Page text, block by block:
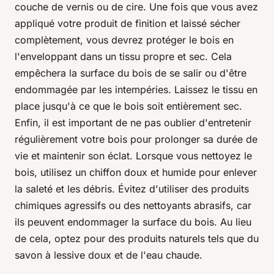
couche de vernis ou de cire. Une fois que vous avez
appliqué votre produit de finition et laissé sécher
complètement, vous devrez protéger le bois en
l'enveloppant dans un tissu propre et sec. Cela
empêchera la surface du bois de se salir ou d'être
endommagée par les intempéries. Laissez le tissu en
place jusqu'à ce que le bois soit entièrement sec.
Enfin, il est important de ne pas oublier d'entretenir
régulièrement votre bois pour prolonger sa durée de
vie et maintenir son éclat. Lorsque vous nettoyez le
bois, utilisez un chiffon doux et humide pour enlever
la saleté et les débris. Évitez d'utiliser des produits
chimiques agressifs ou des nettoyants abrasifs, car
ils peuvent endommager la surface du bois. Au lieu
de cela, optez pour des produits naturels tels que du
savon à lessive doux et de l'eau chaude.